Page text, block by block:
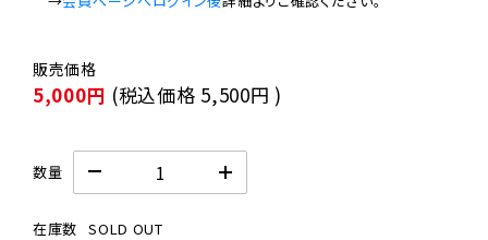
5,000円 (税込価格 5,500円 )
数量
在庫数 SOLD OUT